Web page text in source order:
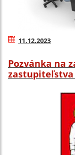
11.12.2023
Pozvánka na
zastupiteľstva